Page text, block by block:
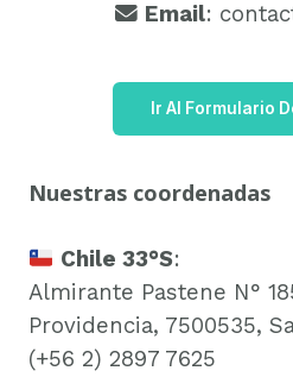
Email:
Ir Al Formulario
Nuestras coordenadas
Chile 33°S:
Almirante Pastene N°
Providencia, 7500535,
(+56 2) 2897 7625